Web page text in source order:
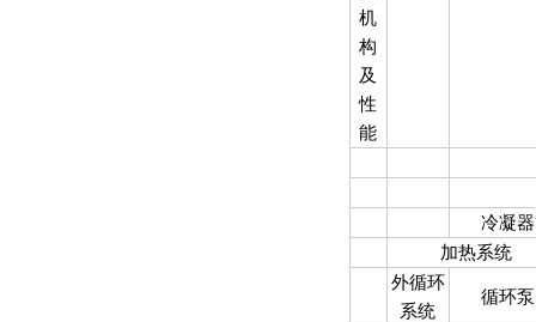
机
构
及
性
能
冷凝器
加热系统
外循环
系统
循环泵